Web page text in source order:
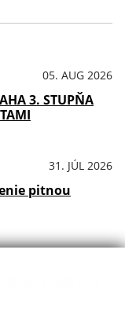
05. AUG 2026
3. STUPŇA
31. JÚL 2026
pitnou